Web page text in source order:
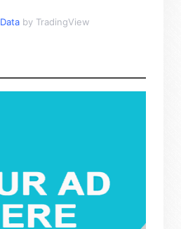
by TradingView